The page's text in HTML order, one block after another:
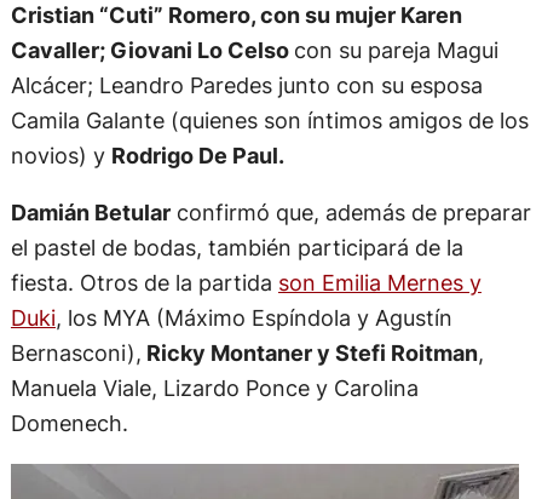
Cristian “Cuti” Romero, con su mujer Karen
Cavaller; Giovani Lo Celso con su pareja Magui
Alcácer; Leandro Paredes junto con su esposa
Camila Galante (quienes son íntimos amigos de los
novios) y Rodrigo De Paul.
Damián Betularconfirmó que, además de preparar
el pastel de bodas, también participará de la
fiesta. Otros de la partida son Emilia Mernes y
Duki, los MYA (Máximo Espíndola y Agustín
Bernasconi), Ricky Montaner y Stefi Roitman,
Manuela Viale, Lizardo Ponce y Carolina
Domenech.